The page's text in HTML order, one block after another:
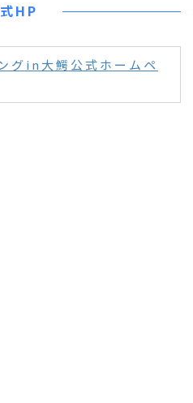
HP
グin大鰐公式ホームペ